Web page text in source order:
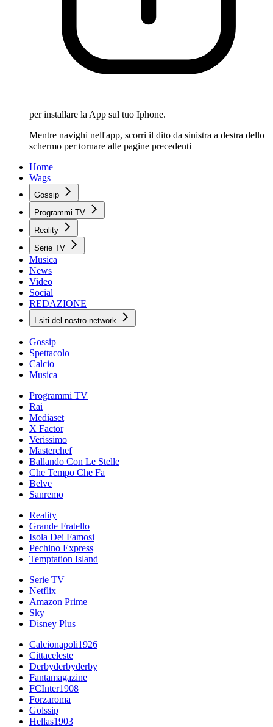
per installare la App sul tuo Iphone.
Mentre navighi nell'app, scorri il dito da sinistra a destra dello
schermo per tornare alle pagine precedenti
Home
Wags
Gossip
Programmi TV
Reality
Serie TV
Musica
News
Video
Social
REDAZIONE
I siti del nostro network
Gossip
Spettacolo
Calcio
Musica
Programmi TV
Rai
Mediaset
X Factor
Verissimo
Masterchef
Ballando Con Le Stelle
Che Tempo Che Fa
Belve
Sanremo
Reality
Grande Fratello
Isola Dei Famosi
Pechino Express
Temptation Island
Serie TV
Netflix
Amazon Prime
Sky
Disney Plus
Calcionapoli1926
Cittaceleste
Derbyderbyderby
Fantamagazine
FCInter1908
Forzaroma
Golssip
Hellas1903